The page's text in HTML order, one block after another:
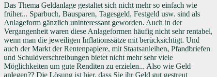
Das Thema Geldanlage gestaltet sich nicht mehr so einfach wie
früher... Sparbuch, Bausparen, Tagesgeld, Festgeld usw. sind als
Anlageform gänzlich uninteressant geworden. Auch in der
Vergangenheit waren diese Anlageformen häufig nicht sehr rentabel,
wenn man die jeweiligen Inflationssätze mit berücksichtigt. Und
auch der Markt der Rentenpapiere, mit Staatsanleihen, Pfandbriefen
und Schuldverschreibungen bietet nicht mehr sehr viele
Möglichkeiten um gute Renditen zu erzielen... Also wie Geld
anlegen?? Die Lösung ist hier, dass Sie ihr Geld gut gestreut